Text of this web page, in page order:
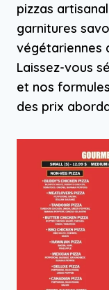
pizzas
garnitures
végétariennes
Laissez-vous
et nos
des prix